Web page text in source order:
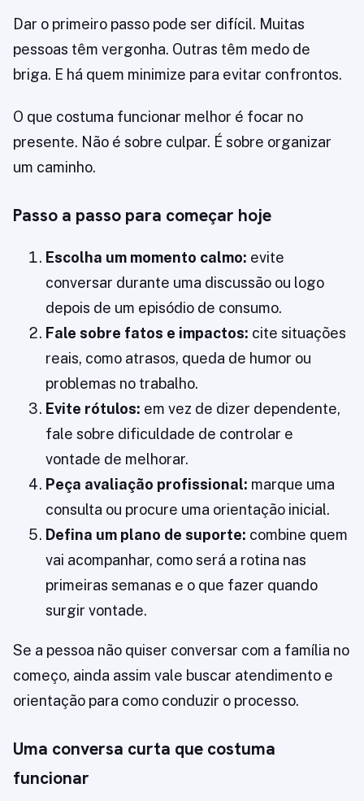
Dar o primeiro passo pode ser difícil. Muitas
pessoas têm vergonha. Outras têm medo de
briga. E há quem minimize para evitar confrontos.
O que costuma funcionar melhor é focar no
presente. Não é sobre culpar. É sobre organizar
um caminho.
Passo a passo para começar hoje
Escolha um momento calmo: evite
conversar durante uma discussão ou logo
depois de um episódio de consumo.
Fale sobre fatos e impactos: cite situações
reais, como atrasos, queda de humor ou
problemas no trabalho.
Evite rótulos: em vez de dizer dependente,
fale sobre dificuldade de controlar e
vontade de melhorar.
Peça avaliação profissional: marque uma
consulta ou procure uma orientação inicial.
Defina um plano de suporte: combine quem
vai acompanhar, como será a rotina nas
primeiras semanas e o que fazer quando
surgir vontade.
Se a pessoa não quiser conversar com a família no
começo, ainda assim vale buscar atendimento e
orientação para como conduzir o processo.
Uma conversa curta que costuma
funcionar